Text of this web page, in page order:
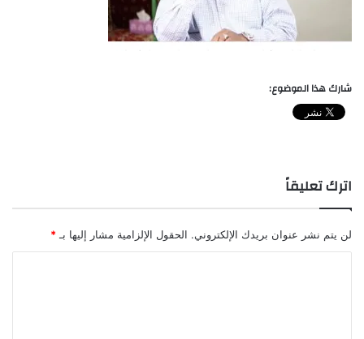
شارك هذا الموضوع:
اترك تعليقاً
لن يتم نشر عنوان بريدك الإلكتروني. الحقول الإلزامية مشار إليها بـ *